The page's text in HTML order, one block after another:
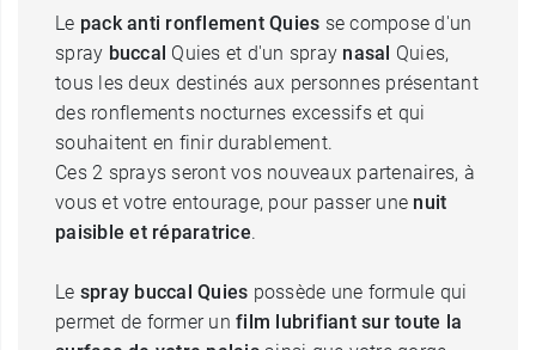
Le pack anti ronflement Quies se compose d'un
spray buccal Quies et d'un spray nasal Quies,
tous les deux destinés aux personnes présentant
des ronflements nocturnes excessifs et qui
souhaitent en finir durablement.
Ces 2 sprays seront vos nouveaux partenaires, à
vous et votre entourage, pour passer une nuit
paisible et réparatrice.
Le spray buccal Quies possède une formule qui
permet de former un film lubrifiant sur toute la